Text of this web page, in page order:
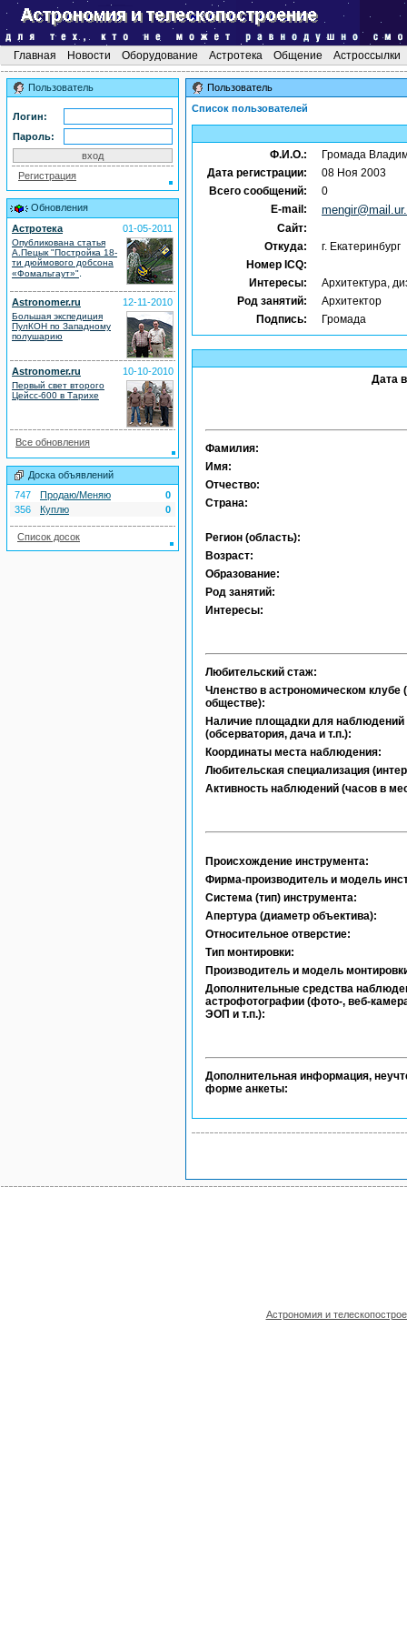
Главная Новости Оборудование Астротека Общение Астроссылки
Пользователь
Логин:
Пароль:
Регистрация
Обновления
Астротека
01-05-2011
Опубликована статья
А.Пецык "Постройка 18-
ти дюймового добсона
«Фомальгаут»"
Astronomer.ru 12-11-2010
Большая экспедиция
ПулКОН по Западному
полушарию
Astronomer.ru 10-10-2010
Первый свет второго
Цейсс-600 в Тарихе
Все обновления
Доска объявлений
747
Продаю/Меняю
0
356
Куплю 0
Список досок
Пользователь
Список пользователей
Ф.И.О.:
Громада
Дата регистрации:
08 Ноя 2003
Всего сообщений:
0
E-mail:
Сайт:
Откуда:
г. Екатеринбург
Номер ICQ:
Интересы:
Архитектура,
Род занятий:
Архитектор
Подпись:
Громада
Дата
Фамилия:
Имя:
Отчество:
Страна:
Регион (область):
Возраст:
Образование:
Род занятий:
Интересы:
Любительский стаж:
Членство в астрономическом клубе
обществе):
Наличие площадки для наблюдений
(обсерватория, дача и т.п.):
Координаты места наблюдения:
Любительская специализация
Активность наблюдений (часов в
Происхождение инструмента:
Фирма-производитель и модель
Система (тип) инструмента:
Апертура (диаметр объектива):
Относительное отверстие:
Тип монтировки:
Производитель и модель
Дополнительные средства
астрофотографии (фото-, веб-
ЭОП и т.п.):
Дополнительная информация,
форме анкеты:
Астрономия и